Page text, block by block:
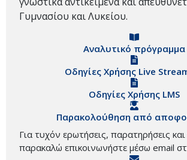
Γυμνασίου και Λυκείου.
Αναλυτικό πρόγραμμα
Οδηγίες Χρήσης Live
Οδηγίες Χρήσης LMS
Παρακολούθηση από
Για τυχόν ερωτήσεις, παρατηρήσεις
παρακαλώ επικοινωνήστε μέσω email